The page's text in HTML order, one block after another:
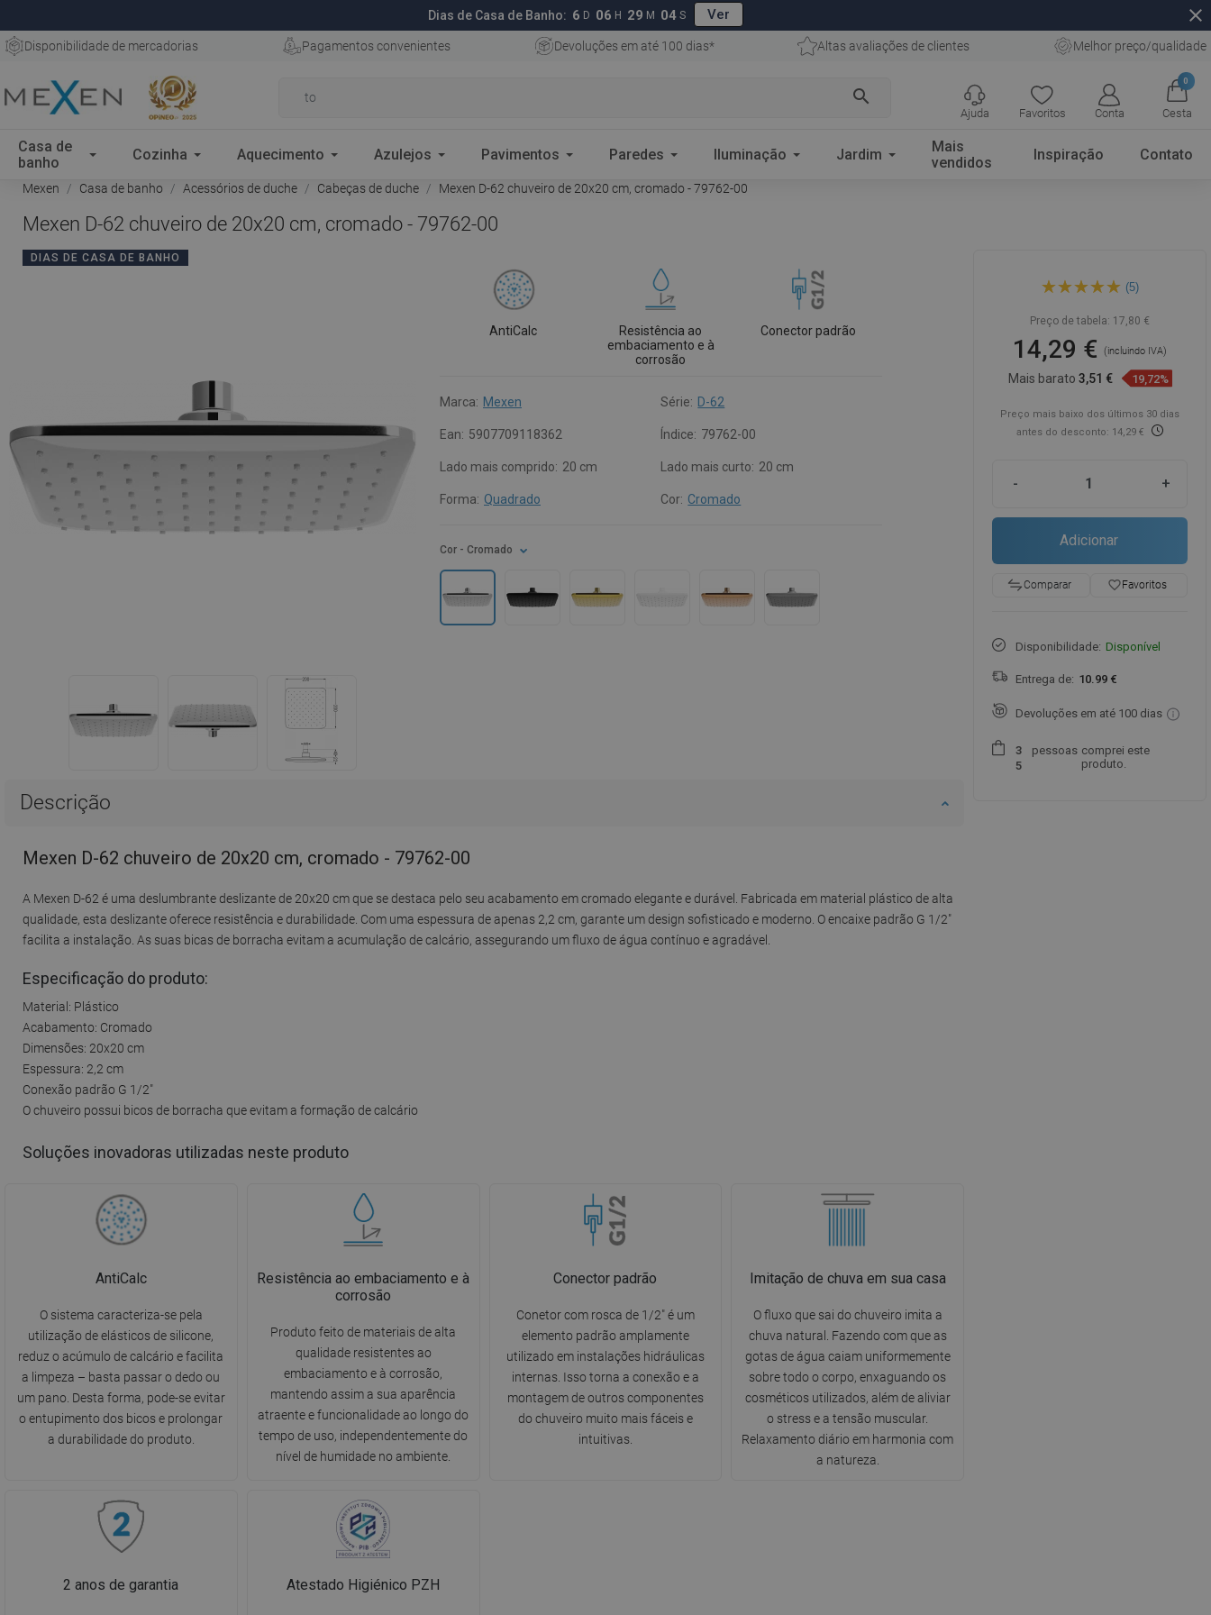
Dias de Casa de Banho: 6 D 06 H 29 M 03 S Ver close
Disponibilidade de mercadorias Pagamentos convenientes Devoluções em até 100 dias* Altas avaliações de clientes Melhor preço/qualidade
search
Favoritos Conta
0
Cesta
Ajuda
Casa de
banho
Cozinha Aquecimento Azulejos Pavimentos Paredes Iluminação Jardim
Mais
vendidos
Inspiração Contato
Mexen Casa de banho Acessórios de duche Cabeças de duche Mexen D-62 chuveiro de 20x20 cm, cromado - 79762-00
Mexen D-62 chuveiro de 20x20 cm, cromado - 79762-00
DIAS DE CASA DE BANHO
AntiCalc
Resistência ao
embaciamento e à
corrosão
Conector padrão
Marca: Mexen Série: D-62
Ean: 5907709118362 Índice: 79762-00
Lado mais comprido: 20 cm Lado mais curto: 20 cm
Forma: Quadrado Cor: Cromado
Cor - Cromado
Descrição
Mexen D-62 chuveiro de 20x20 cm, cromado - 79762-00
A Mexen D-62 é uma deslumbrante deslizante de 20x20 cm que se destaca pelo seu acabamento em cromado elegante e durável. Fabricada em material plástico de alta
qualidade, esta deslizante oferece resistência e durabilidade. Com uma espessura de apenas 2,2 cm, garante um design sofisticado e moderno. O encaixe padrão G 1/2"
facilita a instalação. As suas bicas de borracha evitam a acumulação de calcário, assegurando um fluxo de água contínuo e agradável.
Especificação do produto:
Material: Plástico
Acabamento: Cromado
Dimensões: 20x20 cm
Espessura: 2,2 cm
Conexão padrão G 1/2"
O chuveiro possui bicos de borracha que evitam a formação de calcário
Soluções inovadoras utilizadas neste produto
AntiCalc
O sistema caracteriza-se pela
utilização de elásticos de silicone,
reduz o acúmulo de calcário e facilita
a limpeza – basta passar o dedo ou
um pano. Desta forma, pode-se evitar
o entupimento dos bicos e prolongar
a durabilidade do produto.
Resistência ao embaciamento e à
corrosão
Produto feito de materiais de alta
qualidade resistentes ao
embaciamento e à corrosão,
mantendo assim a sua aparência
atraente e funcionalidade ao longo do
tempo de uso, independentemente do
nível de humidade no ambiente.
Conector padrão
Conetor com rosca de 1/2" é um
elemento padrão amplamente
utilizado em instalações hidráulicas
internas. Isso torna a conexão e a
montagem de outros componentes
do chuveiro muito mais fáceis e
intuitivas.
Imitação de chuva em sua casa
O fluxo que sai do chuveiro imita a
chuva natural. Fazendo com que as
gotas de água caiam uniformemente
sobre todo o corpo, enxaguando os
cosméticos utilizados, além de aliviar
o stress e a tensão muscular.
Relaxamento diário em harmonia com
a natureza.
2 anos de garantia Atestado Higiénico PZH
20x20 cm, cromado - 79762-
(5)
Preço de tabela: 17,80 €
14,29 €(incluindo IVA)
Mais barato3,51 € 19,72%
Preço mais baixo dos últimos 30 dias
antes do desconto: 14,29 €
- +
Adicionar
Comparar favorite_borderFavoritos
Disponibilidade: Disponível
Entrega de: 10.99 €
Devoluções em até 100 dias
3
5
pessoas comprei este
produto.